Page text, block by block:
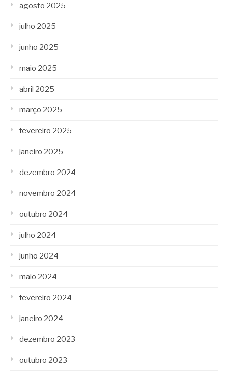
agosto 2025
julho 2025
junho 2025
maio 2025
abril 2025
março 2025
fevereiro 2025
janeiro 2025
dezembro 2024
novembro 2024
outubro 2024
julho 2024
junho 2024
maio 2024
fevereiro 2024
janeiro 2024
dezembro 2023
outubro 2023